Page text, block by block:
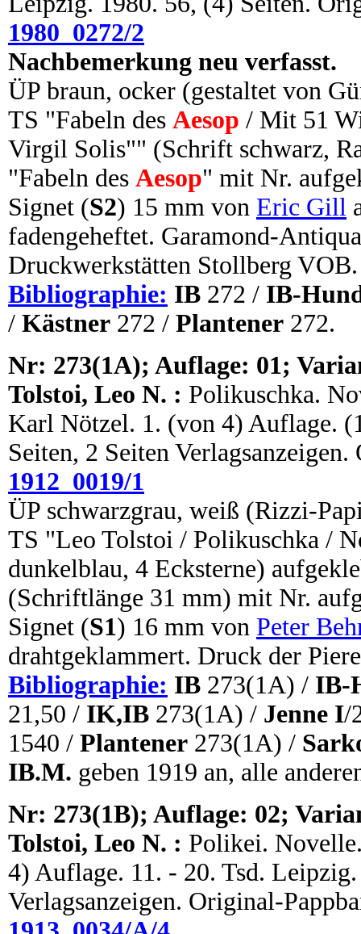
1980_0272/2
Nachbemerkung neu verfasst.
ÜP braun, ocker (gestaltet von
TS "Fabeln des Aesop / Mit 51
Virgil Solis"" (Schrift schwarz,
"Fabeln des Aesop" mit Nr.
Signet (S2) 15 mm von Eric Gill
fadengeheftet. Garamond-
Druckwerkstätten Stollberg VOB.
Bibliographie: IB 272 / IB-
/ Kästner 272 / Plantener 272.
Nr: 273(1A); Auflage: 01;
Tolstoi, Leo N. : Polikuschka.
Karl Nötzel. 1. (von 4) Auflage.
Seiten, 2 Seiten
1912_0019/1
ÜP schwarzgrau, weiß (Rizzi-
TS "Leo Tolstoi / Polikuschka /
dunkelblau, 4 Ecksterne)
(Schriftlänge 31 mm) mit Nr.
Signet (S1) 16 mm von Peter
drahtgeklammert. Druck der
Bibliographie: IB 273(1A) / IB-
21,50 / IK,IB 273(1A) / Jenne I/
1540 / Plantener 273(1A) /
IB.M. geben 1919 an, alle
Nr: 273(1B); Auflage: 02;
Tolstoi, Leo N. : Polikei.
4) Auflage. 11. - 20. Tsd.
Verlagsanzeigen. Original-